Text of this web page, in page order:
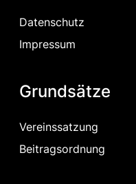
Datenschutz
Impressum
Grundsätze
Vereinssatzung
Beitragsordnung